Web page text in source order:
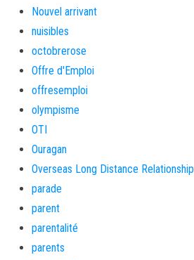
Nouvel arrivant
nuisibles
octobrerose
Offre d'Emploi
offresemploi
olympisme
OTI
Ouragan
Overseas Long Distance Relationship
parade
parent
parentalité
parents